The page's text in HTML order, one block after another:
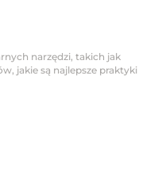
narzędzi, takich jak
jakie są najlepsze praktyki